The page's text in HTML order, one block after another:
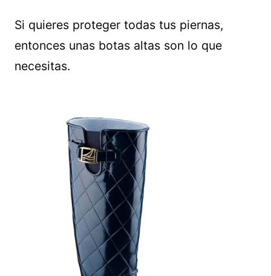
Si quieres proteger todas tus piernas,
entonces unas botas altas son lo que
necesitas.